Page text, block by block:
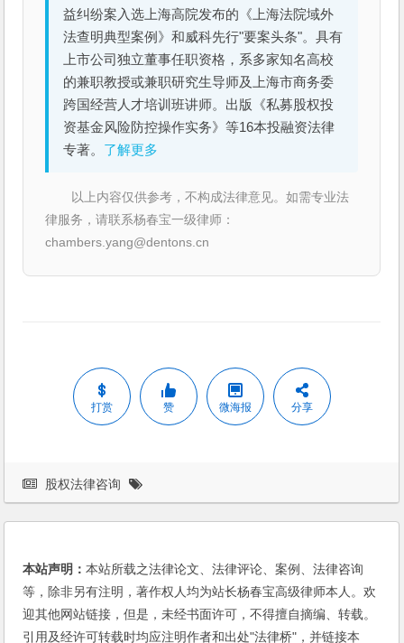
益纠纷案入选上海高院发布的《上海法院域外
法查明典型案例》和威科先行"要案头条"。具有
上市公司独立董事任职资格，系多家知名高校
的兼职教授或兼职研究生导师及上海市商务委
跨国经营人才培训班讲师。出版《私募股权投
资基金风险防控操作实务》等16本投融资法律
专著。 了解更多
以上内容仅供参考，不构成法律意见。如需专业法
律服务，请联系杨春宝一级律师：
chambers.yang@dentons.cn
打赏 赞 微海报 分享
股权法律咨询
本站声明：本站所载之法律论文、法律评论、案例、法律咨询
等，除非另有注明，著作权人均为站长杨春宝高级律师本人。欢
迎其他网站链接，但是，未经书面许可，不得擅自摘编、转载。
引用及经许可转载时均应注明作者和出处"法律桥"，并链接本